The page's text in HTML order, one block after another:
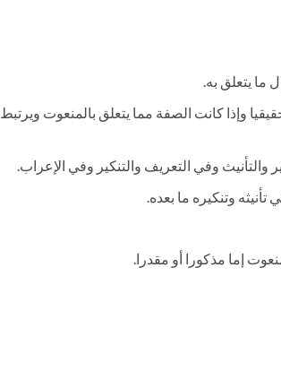
ما يتعلق به.
وإذا كانت الصفة مما يتعلق بالمنعوت
والتأنيث وفي التعريف والتنكير وفي الإعراب.
وتنكيره ما بعده.
إما مذكورا أو مقدرا.